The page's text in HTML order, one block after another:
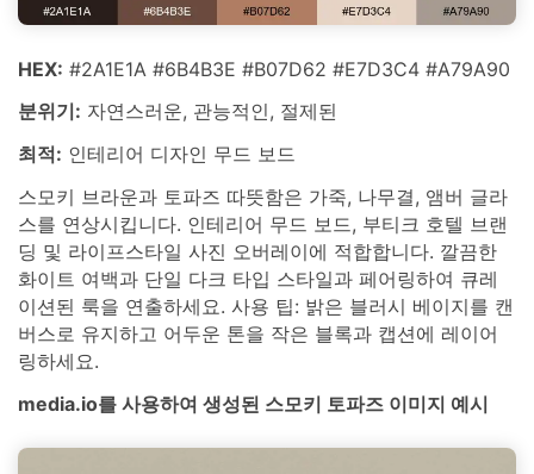
HEX: #2A1E1A #6B4B3E #B07D62 #E7D3C4 #A79A90
분위기: 자연스러운, 관능적인, 절제된
최적: 인테리어 디자인 무드 보드
스모키 브라운과 토파즈 따뜻함은 가죽, 나무결, 앰버 글라
스를 연상시킵니다. 인테리어 무드 보드, 부티크 호텔 브랜
딩 및 라이프스타일 사진 오버레이에 적합합니다. 깔끔한
화이트 여백과 단일 다크 타입 스타일과 페어링하여 큐레
이션된 룩을 연출하세요. 사용 팁: 밝은 블러시 베이지를 캔
버스로 유지하고 어두운 톤을 작은 블록과 캡션에 레이어
링하세요.
media.io를 사용하여 생성된 스모키 토파즈 이미지 예시